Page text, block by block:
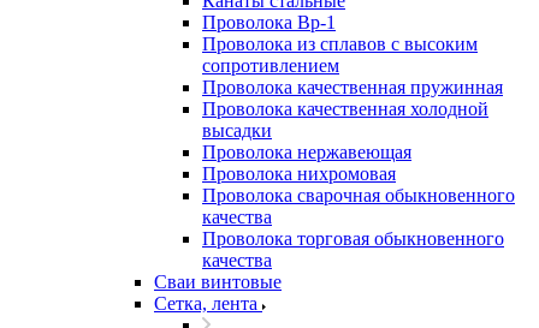
Проволока Вр-1
Проволока из сплавов с высоким
сопротивлением
Проволока качественная пружинная
Проволока качественная холодной
высадки
Проволока нержавеющая
Проволока нихромовая
Проволока сварочная обыкновенного
качества
Проволока торговая обыкновенного
качества
Сваи винтовые
Сетка, лента